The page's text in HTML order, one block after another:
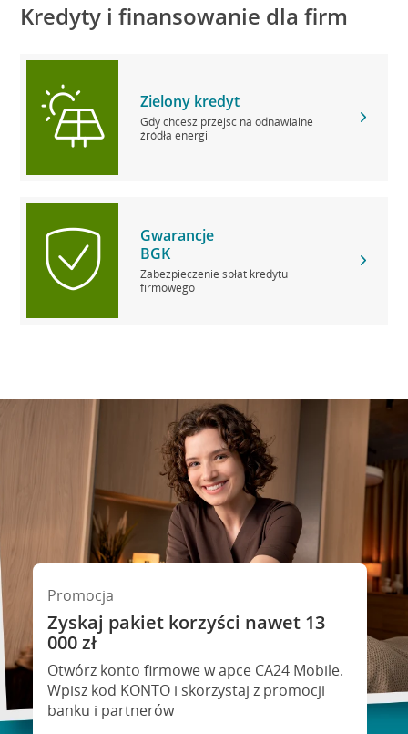
Kredyty i finansowanie dla firm
Zielony kredyt
Gdy chcesz przejść na odnawialne
źródła energii
Gwarancje
BGK
Zabezpieczenie spłat kredytu
firmowego
Promocja
Zyskaj pakiet korzyści nawet 13
000 zł
Otwórz konto firmowe w apce CA24 Mobile.
Wpisz kod KONTO i skorzystaj z promocji
banku i partnerów
Z leasingiem EFL zrealizujesz
każdy plan
Poznaj najkorzystniejsze możliwości
finansowania pojazdów, maszyn, urządzeń,
sprzętów i oprogramowania.